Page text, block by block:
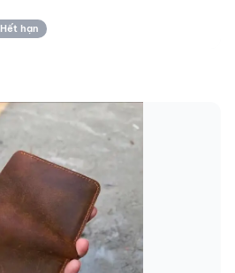
Hết hạn